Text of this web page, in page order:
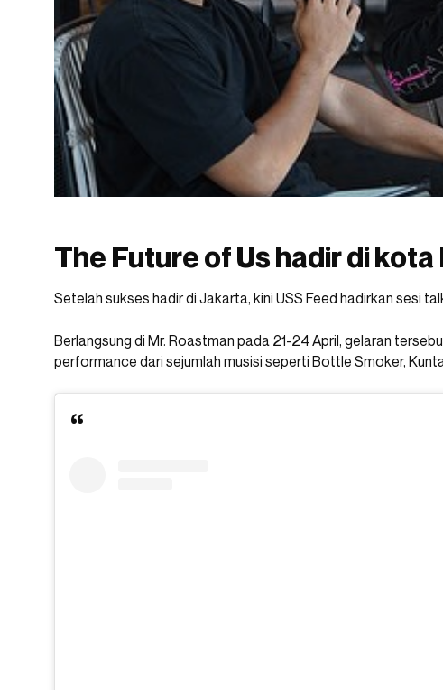
The Future of Us hadir di
Setelah sukses hadir di Jakarta, kini USS Feed hadirkan sesi
Berlangsung di Mr. Roastman pada 21-24 April, gelaran
performance dari sejumlah musisi seperti Bottle Smoker,